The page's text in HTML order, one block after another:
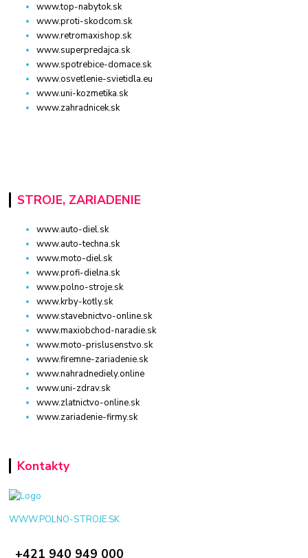
www.top-nabytok.sk
www.proti-skodcom.sk
www.retromaxishop.sk
www.superpredajca.sk
www.spotrebice-domace.sk
www.osvetlenie-svietidla.eu
www.uni-kozmetika.sk
www.zahradnicek.sk
STROJE, ZARIADENIE
www.auto-diel.sk
www.auto-techna.sk
www.moto-diel.sk
www.profi-dielna.sk
www.polno-stroje.sk
www.krby-kotly.sk
www.stavebnictvo-online.sk
www.maxiobchod-naradie.sk
www.moto-prislusenstvo.sk
www.firemne-zariadenie.sk
www.nahradnediely.online
www.uni-zdrav.sk
www.zlatnictvo-online.sk
www.zariadenie-firmy.sk
Kontakty
WWW.POLNO-STROJE.SK
+421 940 949 000